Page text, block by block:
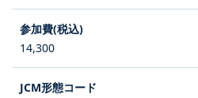
14,300